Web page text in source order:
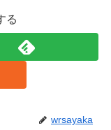
る
wrsayaka